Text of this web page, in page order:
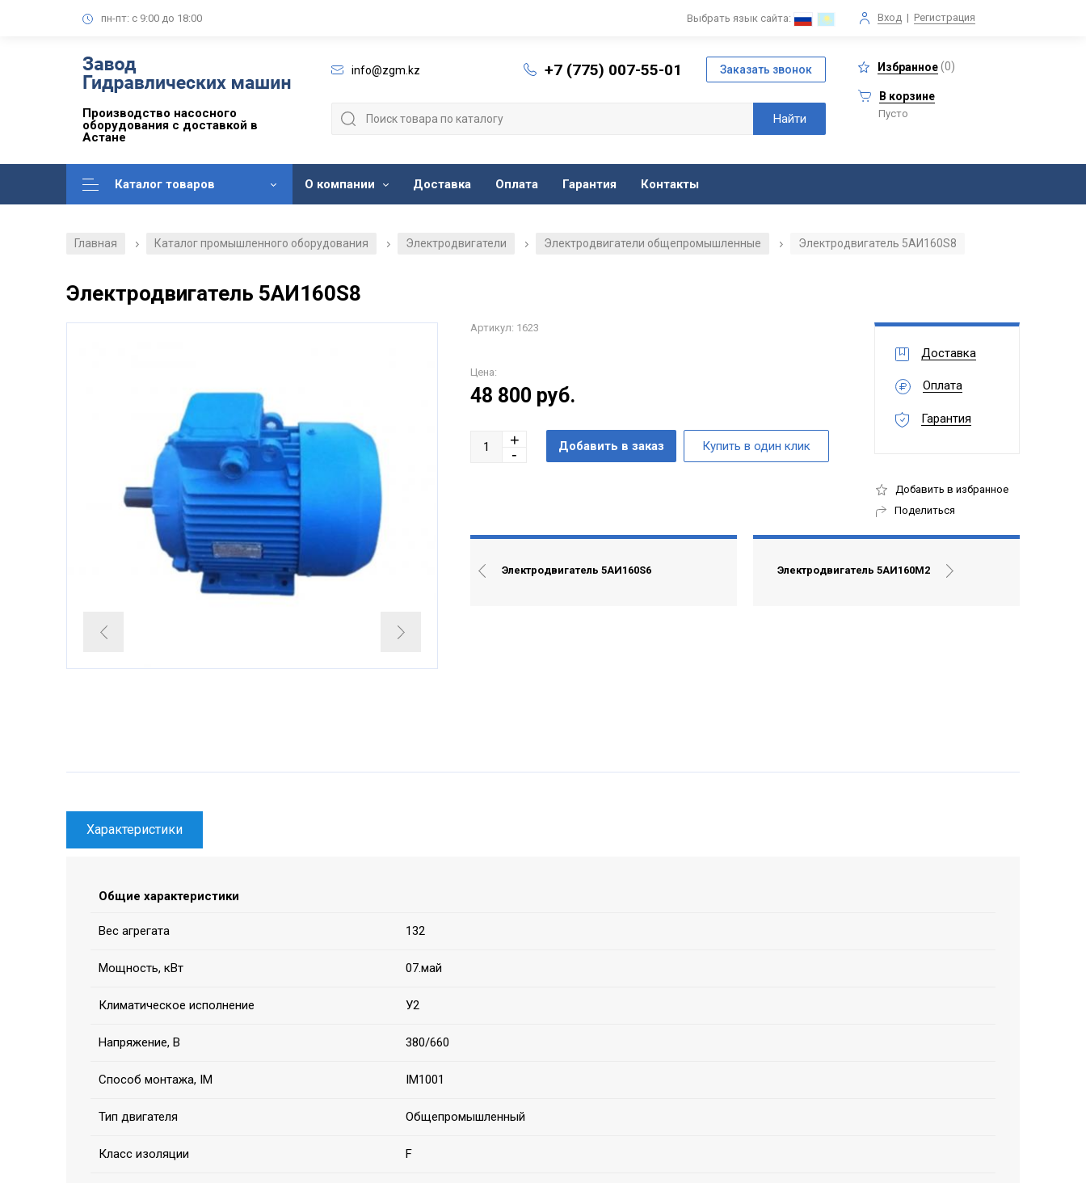
пн-пт: с 9:00 до 18:00 Вход | Регистрация
Выбрать язык сайта:
Производство насосного
оборудования с доставкой в
Астане
info@zgm.kz +7 (775) 007-55-01 Избранное(0)
В корзине
Пусто
Каталог товаров О компании Доставка Оплата Гарантия Контакты
Главная / Каталог промышленного оборудования / Электродвигатели / Электродвигатели общепромышленные / Электродвигатель 5АИ160S8
Электродвигатель 5АИ160S8
Артикул: 1623
Цена:
48 800 руб.
Доставка
Оплата
Гарантия
Добавить в избранное
Поделиться
Электродвигатель 5АИ160S6 Электродвигатель 5АИ160М2
Характеристики
Общие характеристики
Вес агрегата 132
Мощность, кВт 07.май
Климатическое исполнение У2
Напряжение, В 380/660
Способ монтажа, IM IM1001
Тип двигателя Общепромышленный
Класс изоляции F